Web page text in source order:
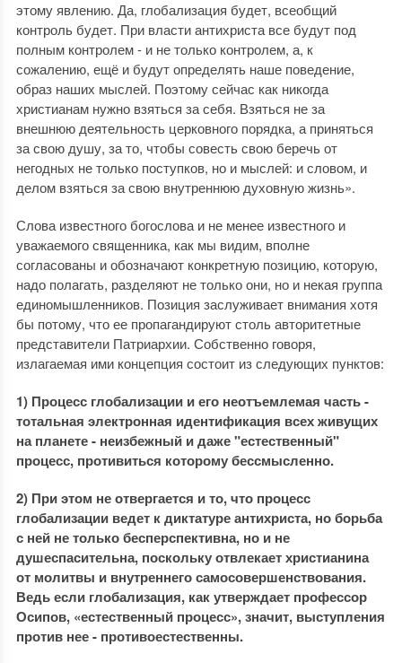
этому явлению. Да, глобализация будет, всеобщий
контроль будет. При власти антихриста все будут под
полным контролем - и не только контролем, а, к
сожалению, ещё и будут определять наше поведение,
образ наших мыслей. Поэтому сейчас как никогда
христианам нужно взяться за себя. Взяться не за
внешнюю деятельность церковного порядка, а приняться
за свою душу, за то, чтобы совесть свою беречь от
негодных не только поступков, но и мыслей: и словом, и
делом взяться за свою внутреннюю духовную жизнь».
Слова известного богослова и не менее известного и
уважаемого священника, как мы видим, вполне
согласованы и обозначают конкретную позицию, которую,
надо полагать, разделяют не только они, но и некая группа
единомышленников. Позиция заслуживает внимания хотя
бы потому, что ее пропагандируют столь авторитетные
представители Патриархии. Собственно говоря,
излагаемая ими концепция состоит из следующих пунктов:
1) Процесс глобализации и его неотъемлемая часть -
тотальная электронная идентификация всех живущих
на планете - неизбежный и даже "естественный"
процесс, противиться которому бессмысленно.
2) При этом не отвергается и то, что процесс
глобализации ведет к диктатуре антихриста, но борьба
с ней не только бесперспективна, но и не
душеспасительна, поскольку отвлекает христианина
от молитвы и внутреннего самосовершенствования.
Ведь если глобализация, как утверждает профессор
Осипов, «естественный процесс», значит, выступления
против нее - противоестественны.